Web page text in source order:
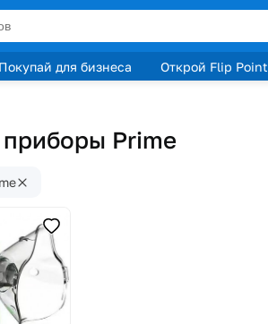
Покупай для бизнеса Открой Flip Point
Prime